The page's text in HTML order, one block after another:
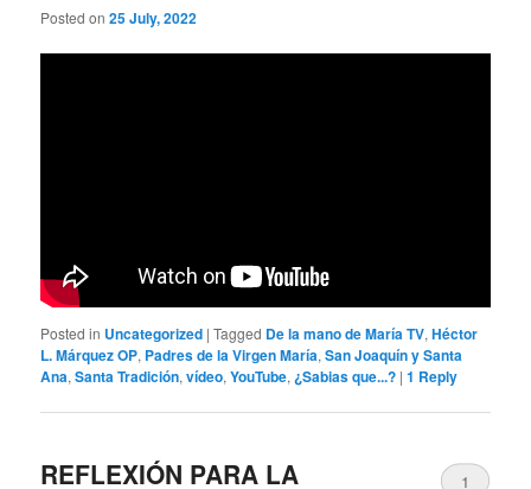
Posted on25 July, 2022
Posted in Uncategorized |Tagged De la mano de María TV,Héctor
L. Márquez OP, Padres de la Virgen María,San Joaquín y Santa
Ana,Santa Tradición,vídeo,YouTube, ¿Sabias que...? |1 Reply
REFLEXIÓN PARA LA
1